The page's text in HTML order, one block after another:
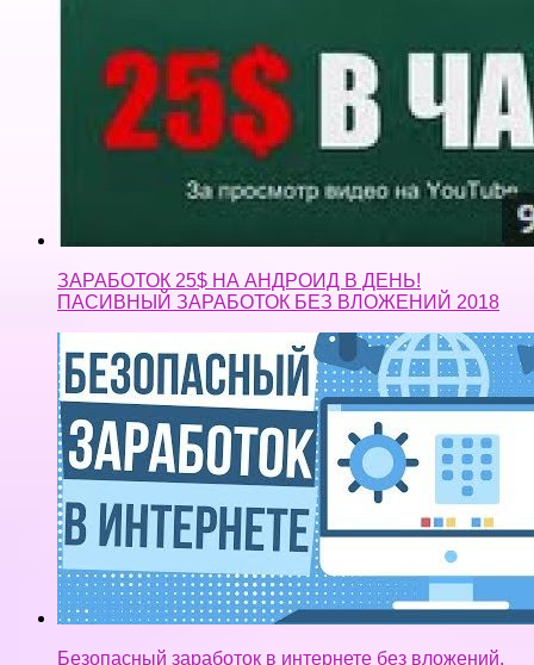
ЗАРАБОТОК 25$ НА АНДРОИД В ДЕНЬ!
ПАСИВНЫЙ ЗАРАБОТОК БЕЗ ВЛОЖЕНИЙ 2018
Безопасный заработок в интернете без вложений.